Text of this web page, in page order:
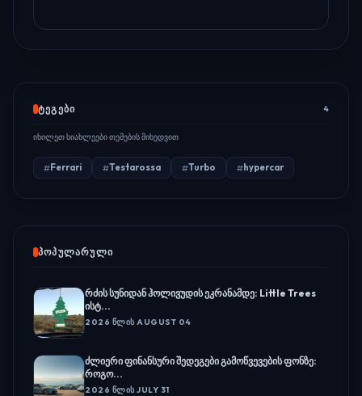
ᲢᲔᲒᲔᲑᲘ 4
იხილეთ სიახლეები თემების მიხედვით
Ferrari Testarossa Turbo hypercar
ᲞᲝᲞᲣᲚᲐᲠᲣᲚᲘ
რძის სუნიდან ჰოლივუდის ეკრანამდე: Little Trees
ისტ...
2026 ᲬᲚᲘᲡ AUGUST 04
ძლიერი ფინანსური შედეგები გამოწვევების ფონზე:
როგო...
2026 ᲬᲚᲘᲡ JULY 31